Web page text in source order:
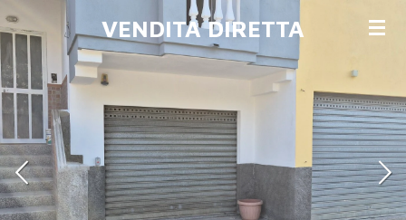
Vai
al
contenuto
principale
VENDITA DIRETTA